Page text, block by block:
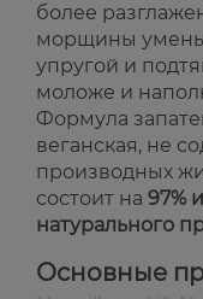
более
морщины
упругой и
моложе и
Формула
веганская, не
производных
состоит на 97%
натурального
Основные